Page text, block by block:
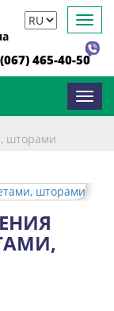
465-40-50
шторами